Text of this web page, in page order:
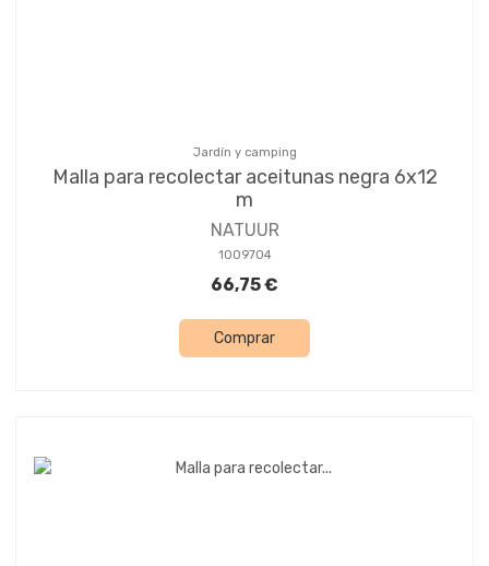
Jardín y camping
Malla para recolectar aceitunas negra 6x12
m
NATUUR
1009704
66,75 €
Comprar